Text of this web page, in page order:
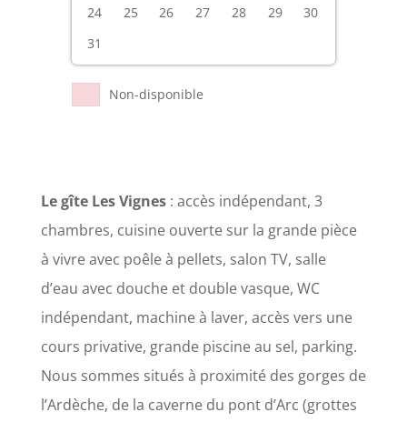
24
25 26 27 28 29
30
31
Non-disponible
Le gîte Les Vignes: accès indépendant, 3
chambres, cuisine ouverte sur la grande pièce
à vivre avec poêle à pellets, salon TV, salle
d’eau avec douche et double vasque, WC
indépendant, machine à laver, accès vers une
cours privative, grande piscine au sel, parking.
Nous sommes situés à proximité des gorges de
l’Ardèche, de la caverne du pont d’Arc (grottes